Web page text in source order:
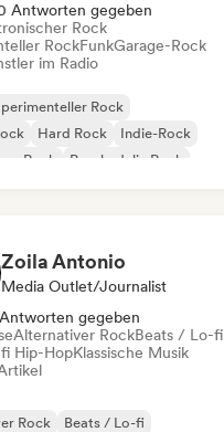
Antworten gegeben
Rock
RockFunkGarage-Rock
im Radio
Rock
Hard Rock
Indie-Rock
Rock
Psychedelic Rock
Zoila Antonio
Media Outlet/Journalist
gegeben
Alternativer RockBeats / Lo-fi
Hip-HopKlassische Musik
Rock
Beats / Lo-fi